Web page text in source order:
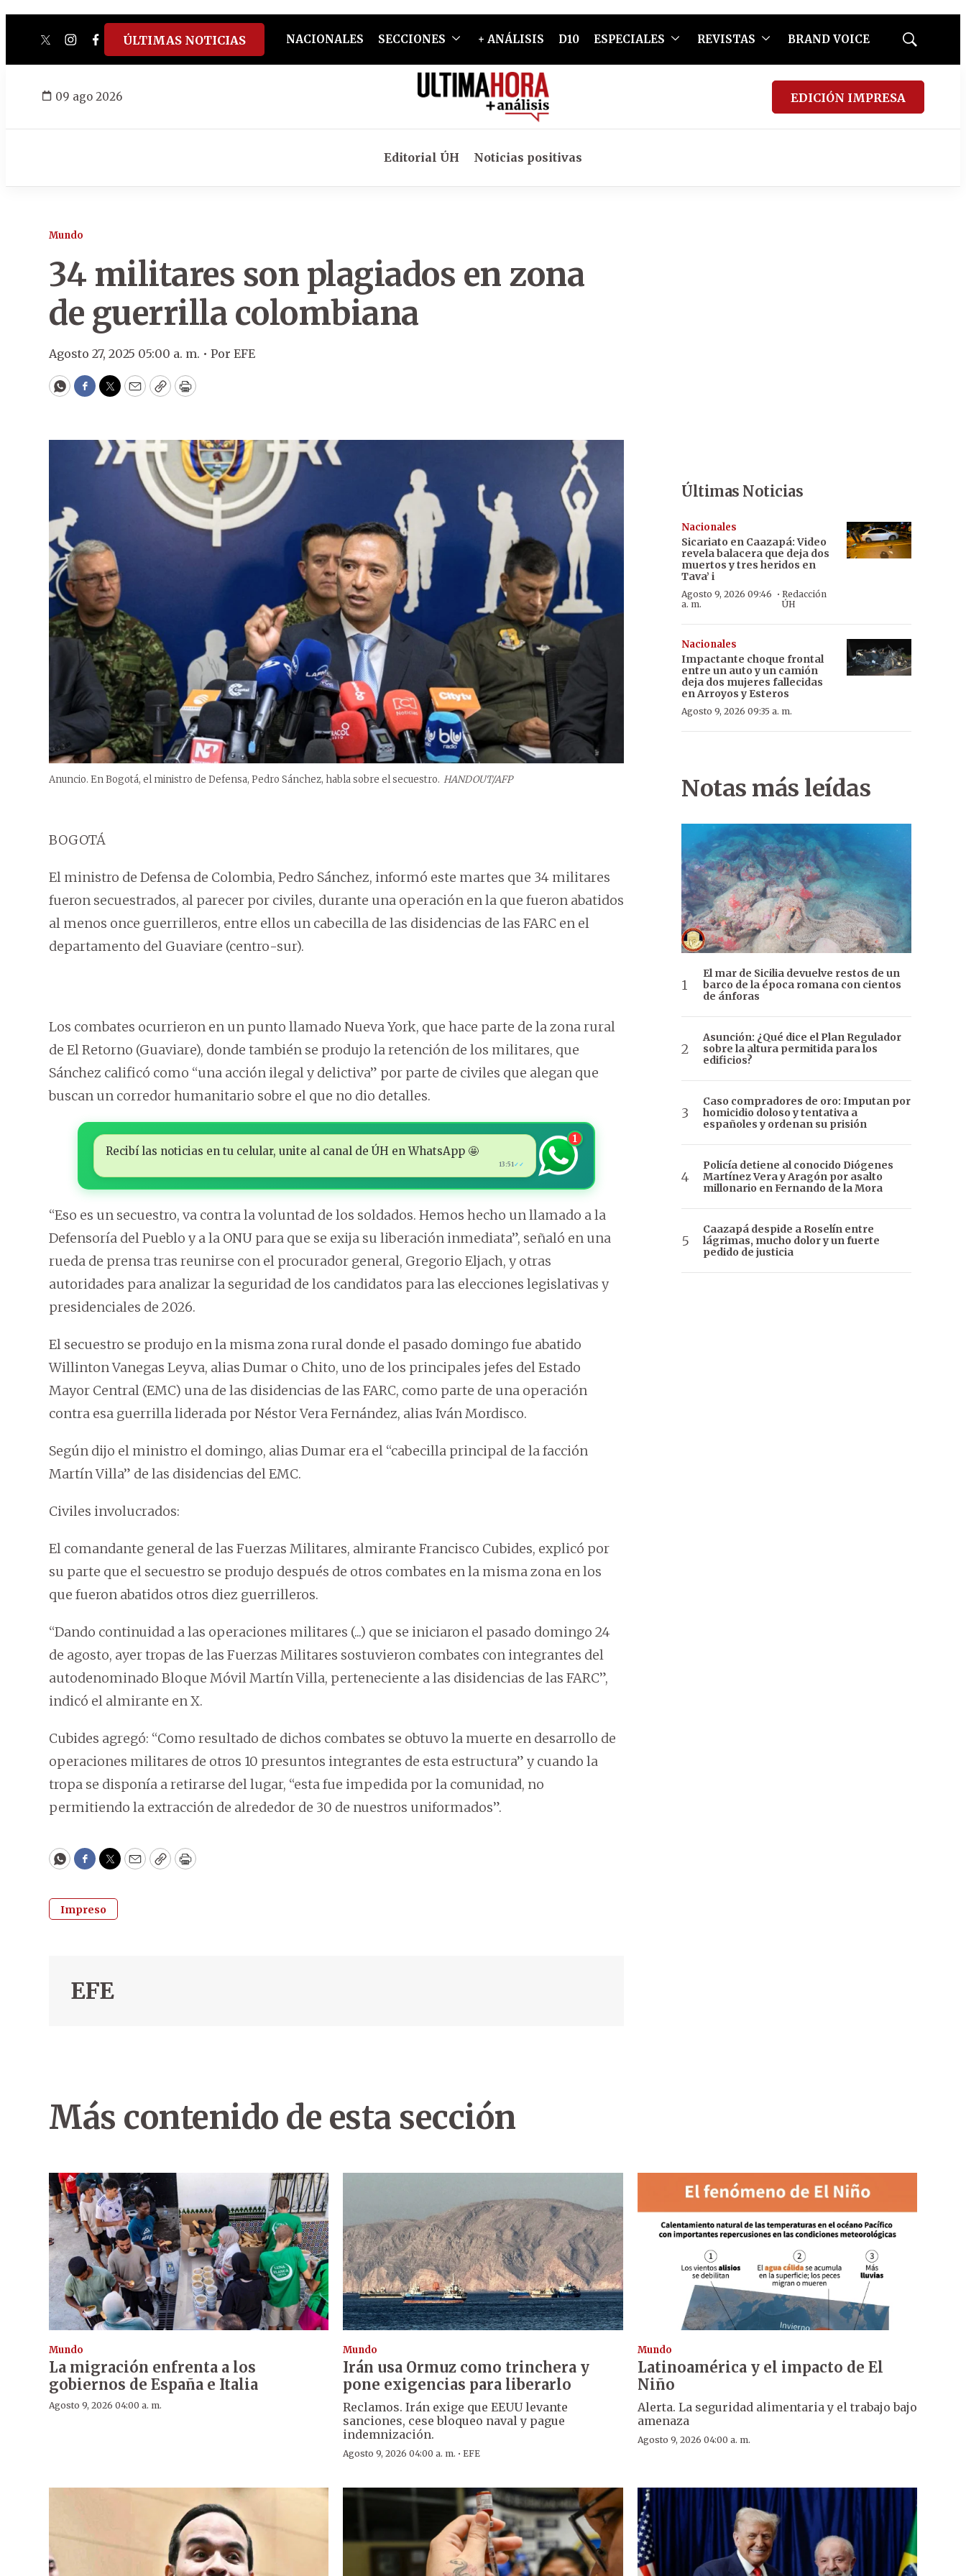
twitterinstagram
facebook
tiktokyoutube
spotify
ÚLTIMAS NOTICIAS NACIONALES SECCIONES + ANÁLISIS D10 ESPECIALES REVISTAS BRAND VOICE
Mostrar
09 ago 2026 EDICIÓN IMPRESA
Editorial ÚH Noticias positivas
Mundo
34 militares son plagiados en zona
de guerrilla colombiana
Agosto 27, 2025 05:00 a. m. • Por EFE
WhatsApp
Facebook
Twitter
EmailCopyPrint
Anuncio. En Bogotá, el ministro de Defensa, Pedro Sánchez, habla sobre el secuestro. HANDOUT/AFP
BOGOTÁ
El ministro de Defensa de Colombia, Pedro Sánchez, informó este martes que 34 militares
fueron secuestrados, al parecer por civiles, durante una operación en la que fueron abatidos
al menos once guerrilleros, entre ellos un cabecilla de las disidencias de las FARC en el
departamento del Guaviare (centro-sur).
Los combates ocurrieron en un punto llamado Nueva York, que hace parte de la zona rural
de El Retorno (Guaviare), donde también se produjo la retención de los militares, que
Sánchez calificó como “una acción ilegal y delictiva” por parte de civiles que alegan que
buscan un corredor humanitario sobre el que no dio detalles.
Recibí las noticias en tu celular, unite al canal de ÚH en WhatsApp 🤩
13:51✓✓
1
“Eso es un secuestro, va contra la voluntad de los soldados. Hemos hecho un llamado a la
Defensoría del Pueblo y a la ONU para que se exija su liberación inmediata”, señaló en una
rueda de prensa tras reunirse con el procurador general, Gregorio Eljach, y otras
autoridades para analizar la seguridad de los candidatos para las elecciones legislativas y
presidenciales de 2026.
El secuestro se produjo en la misma zona rural donde el pasado domingo fue abatido
Willinton Vanegas Leyva, alias Dumar o Chito, uno de los principales jefes del Estado
Mayor Central (EMC) una de las disidencias de las FARC, como parte de una operación
contra esa guerrilla liderada por Néstor Vera Fernández, alias Iván Mordisco.
Según dijo el ministro el domingo, alias Dumar era el “cabecilla principal de la facción
Martín Villa” de las disidencias del EMC.
Civiles involucrados:
El comandante general de las Fuerzas Militares, almirante Francisco Cubides, explicó por
su parte que el secuestro se produjo después de otros combates en la misma zona en los
que fueron abatidos otros diez guerrilleros.
“Dando continuidad a las operaciones militares (...) que se iniciaron el pasado domingo 24
de agosto, ayer tropas de las Fuerzas Militares sostuvieron combates con integrantes del
autodenominado Bloque Móvil Martín Villa, perteneciente a las disidencias de las FARC”,
indicó el almirante en X.
Cubides agregó: “Como resultado de dichos combates se obtuvo la muerte en desarrollo de
operaciones militares de otros 10 presuntos integrantes de esta estructura” y cuando la
tropa se disponía a retirarse del lugar, “esta fue impedida por la comunidad, no
permitiendo la extracción de alrededor de 30 de nuestros uniformados”.
WhatsApp
Facebook
Twitter
EmailCopyPrint
Impreso
EFE
Últimas Noticias
Nacionales
Sicariato en Caazapá: Video
revela balacera que deja dos
muertos y tres heridos en
Tava’ i
Agosto 9, 2026 09:46
a. m.
·Redacción
ÚH
Nacionales
Impactante choque frontal
entre un auto y un camión
deja dos mujeres fallecidas
en Arroyos y Esteros
Agosto 9, 2026 09:35 a. m.
Notas más leídas
El mar de Sicilia devuelve restos de un
barco de la época romana con cientos
de ánforas
Asunción: ¿Qué dice el Plan Regulador
sobre la altura permitida para los
edificios?
Caso compradores de oro: Imputan por
homicidio doloso y tentativa a
españoles y ordenan su prisión
Policía detiene al conocido Diógenes
Martínez Vera y Aragón por asalto
millonario en Fernando de la Mora
Caazapá despide a Roselín entre
lágrimas, mucho dolor y un fuerte
pedido de justicia
Más contenido de esta sección
Mundo
La migración enfrenta a los
gobiernos de España e Italia
Agosto 9, 2026 04:00 a. m.
Mundo
Irán usa Ormuz como trinchera y
pone exigencias para liberarlo
Reclamos. Irán exige que EEUU levante
sanciones, cese bloqueo naval y pague
indemnización.
Agosto 9, 2026 04:00 a. m. ·EFE
Mundo
Latinoamérica y el impacto de El
Niño
Alerta. La seguridad alimentaria y el trabajo bajo
amenaza
Agosto 9, 2026 04:00 a. m.